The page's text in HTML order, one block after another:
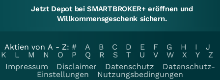
Jetzt Depot bei SMARTBROKER+ eröffnen und
Willkommensgeschenk sichern.
Aktien von A - Z: # A B C D E F G H I
J
K
L M N O P Q R S T U V W X Y
Z
Impressum
Disclaimer Datenschutz
Datenschutz-
Einstellungen
Nutzungsbedingungen